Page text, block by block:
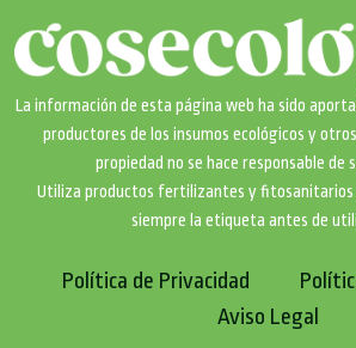
La información de esta página web ha sido
productores de los insumos ecológicos y
propiedad no se hace responsable de
Utiliza productos fertilizantes y fitosanitarios
siempre la etiqueta antes de
Política de Privacidad
Aviso Legal